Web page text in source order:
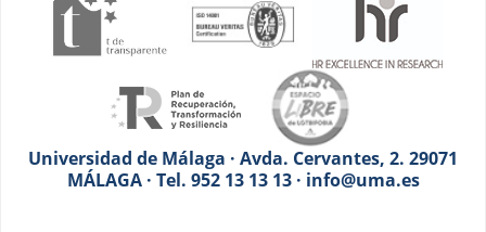
Universidad de Málaga · Avda. Cervantes, 2. 29071
MÁLAGA · Tel. 952 13 13 13 · info@uma.es